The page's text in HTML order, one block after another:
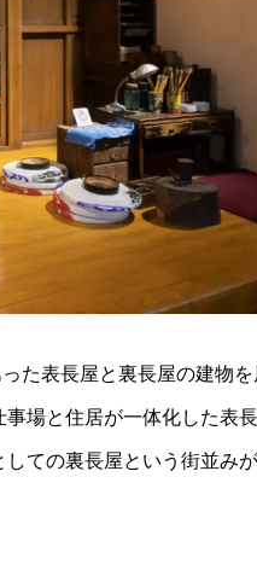
た表長屋と裏長屋の建物
場と住居が一体化した表
ての裏長屋という街並み